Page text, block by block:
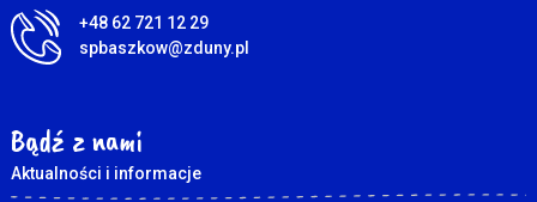
+48 62 721 12 29
spbaszkow@zduny.pl
Bądź z nami
Aktualności i informacje